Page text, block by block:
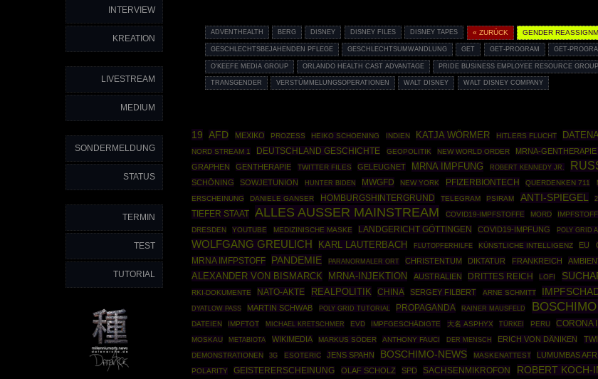
INTERVIEW
KREATION
LIVESTREAM
MEDIUM
SONDERMELDUNG
STATUS
TERMIN
TEST
TUTORIAL
ADVENTHEALTH BERG DISNEY DISNEY FILES DISNEY TAPES « ZURÜCK GENDER
GESCHLECHTSBEJAHENDEN PFLEGE GESCHLECHTSUMWANDLUNG GET GET-PROGRAM GET-
O'KEEFE MEDIA GROUP ORLANDO HEALTH CAST ADVANTAGE PRIDE BUSINESS EMPLOYEE RESOURCE GROUP
TRANSGENDER VERSTÜMMELUNGSOPERATIONEN WALT DISNEY WALT DISNEY COMPANY
19
AFD MEXIKO PROZESS HEIKO SCHOENING INDIEN KATJA WÖRMER HITLERS FLUCHT
NORD STREAM 1 DEUTSCHLAND GESCHICHTE GEOPOLITIK NEW WORLD ORDER MRNA-
GRAPHEN GENTHERAPIE TWITTER FILES GELEUGNET MRNA IMPFUNG ROBERT KENNEDY JR.
SCHÖNING
SOWJETUNION HUNTER BIDEN MWGFD NEW YORK PFIZERBIONTECH QUERDENKEN 711
ERSCHEINUNG DANIELE GANSER HOMBURGSHINTERGRUND TELEGRAM PSIRAM ANTI-SPIEGEL
TIEFER STAAT ALLES AUSSER MAINSTREAM COVID19-IMPFSTOFFE MORD
DRESDEN YOUTUBE MEDIZINISCHE MASKE LANDGERICHT GÖTTINGEN COVID19-IMPFUNG POLY GRID
WOLFGANG GREULICH KARL LAUTERBACH FLUTOPFERHILFE KÜNSTLICHE INTELLIGENZ EU
MRNA IMFPSTOFF
PANDEMIE PARANORMALER ORT CHRISTENTUM DIKTATUR FRANKREICH
ALEXANDER VON BISMARCK MRNA-INJEKTION AUSTRALIEN DRITTES REICH LOFI
RKI-DOKUMENTE NATO-AKTE REALPOLITIK CHINA SERGEY FILBERT ARNE SCHMITT
DYATLOW PASS MARTIN SCHWAB POLY GRID TUTORIAL PROPAGANDA RAINER MAUSFELD
DATEIEN
IMPFTOT MICHAEL KRETSCHMER EVD IMPFGESCHÄDIGTE 大名 ASPHYX TÜRKEI PERU CORONA
MOSKAU METABIOTA WIKIMEDIA MARKUS SÖDER ANTHONY FAUCI DER MENSCH ERICH VON DÄNIKEN
DEMONSTRATIONEN 3G ESOTERIC JENS SPAHN BOSCHIMO-NEWS MASKENATTEST LUMUMBAS
POLARITY
GEISTERERSCHEINUNG OLAF SCHOLZ SPD SACHSENMIKROFON ROBERT KOCH-